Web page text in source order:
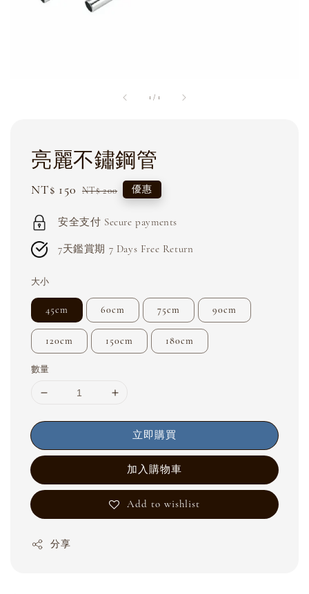
1 / 1
亮麗不鏽鋼管
Sale
NT$ 150 Regular
NT$ 200 優惠
安全支付 Secure payments
7天鑑賞期 7 Days Free Return
大小
45cm 60cm 75cm 90cm
120cm 150cm 180cm
數量
立即購買
加入購物車
Add to wishlist
分享